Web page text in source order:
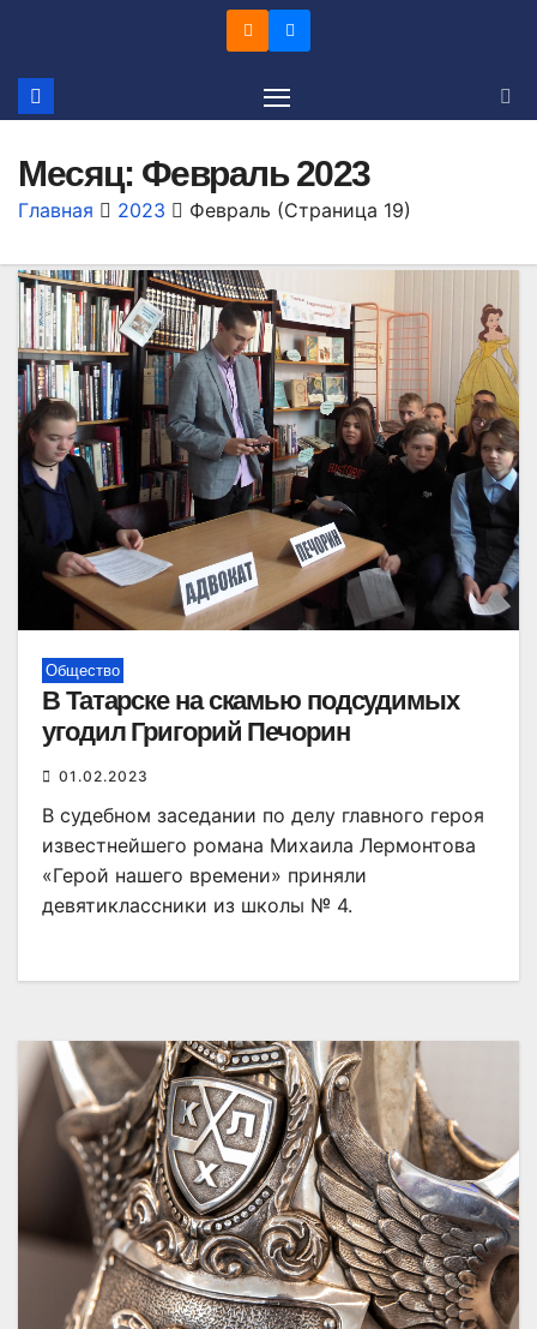
содержимому
Месяц: Февраль 2023
Главная 2023 Февраль (Страница 19)
Общество
В Татарске на скамью подсудимых
угодил Григорий Печорин
01.02.2023
В судебном заседании по делу главного героя
известнейшего романа Михаила Лермонтова
«Герой нашего времени» приняли
девятиклассники из школы № 4.